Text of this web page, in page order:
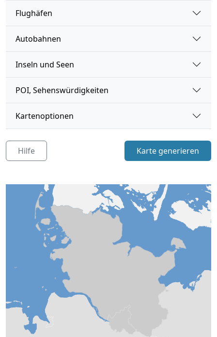
Flughäfen
Autobahnen
Inseln und Seen
POI, Sehenswürdigkeiten
Kartenoptionen
Karte generieren
Hilfe